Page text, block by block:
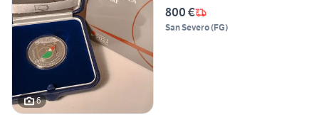
6
800 €
San Severo(FG)